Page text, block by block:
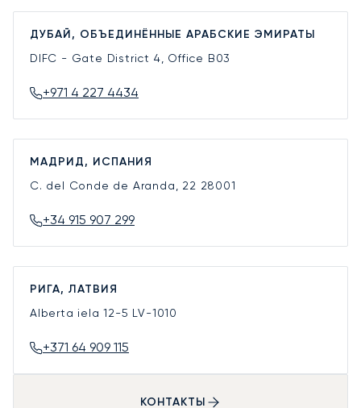
ДУБАЙ, ОБЪЕДИНЁННЫЕ АРАБСКИЕ ЭМИРАТЫ
DIFC - Gate District 4, Office B03
+971 4 227 4434
МАДРИД, ИСПАНИЯ
C. del Conde de Aranda, 22 28001
+34 915 907 299
РИГА, ЛАТВИЯ
Alberta iela 12-5 LV-1010
+371 64 909 115
КОНТАКТЫ